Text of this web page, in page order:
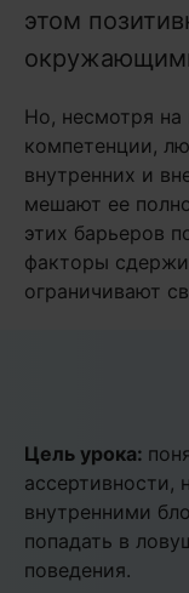
этом
Но, несмотря на
компетенции,
внутренних и
мешают ее
этих барьеров
факторы
ограничивают
Цель урока:
ассертивности,
внутренними
попадать в
поведения.